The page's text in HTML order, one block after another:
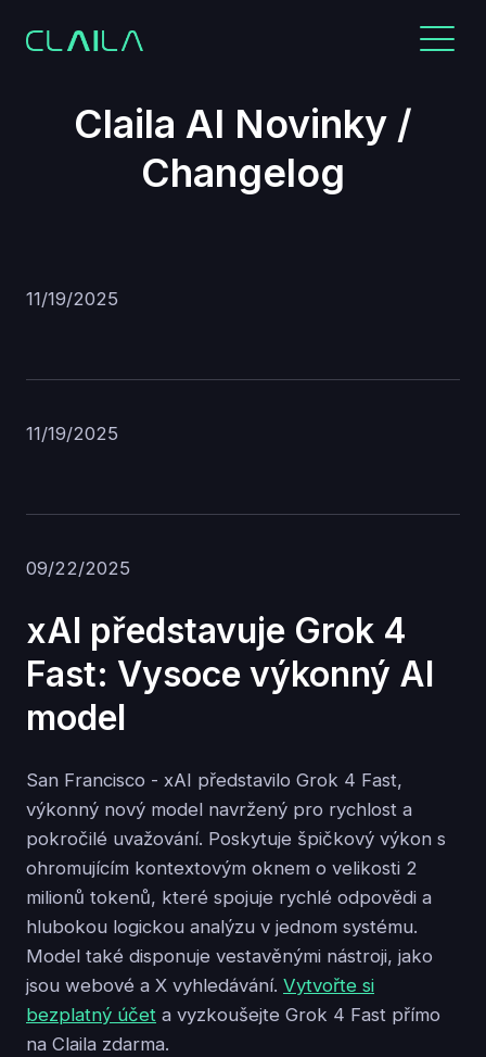
Claila AI Novinky /
Changelog
11/19/2025
11/19/2025
09/22/2025
xAI představuje Grok 4
Fast: Vysoce výkonný AI
model
San Francisco - xAI představilo Grok 4 Fast,
výkonný nový model navržený pro rychlost a
pokročilé uvažování. Poskytuje špičkový výkon s
ohromujícím kontextovým oknem o velikosti 2
milionů tokenů, které spojuje rychlé odpovědi a
hlubokou logickou analýzu v jednom systému.
Model také disponuje vestavěnými nástroji, jako
jsou webové a X vyhledávání. Vytvořte si
bezplatný účet a vyzkoušejte Grok 4 Fast přímo
na Claila zdarma.